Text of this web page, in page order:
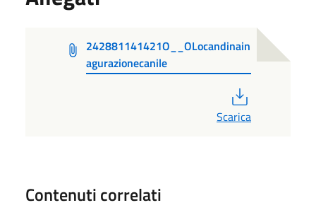
242881141421O__OLocandinain
agurazionecanile
Scarica
Contenuti correlati